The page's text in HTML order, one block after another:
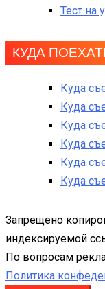
Тест на
КУДА
Куда
Куда
Куда
Куда
Куда
Куда
Запрещено
индексируемой
По вопросам
Политика